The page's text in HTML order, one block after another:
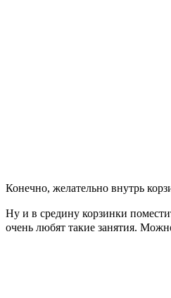
Конечно, желательно внутрь
Ну и в средину корзинки
очень любят такие занятия.